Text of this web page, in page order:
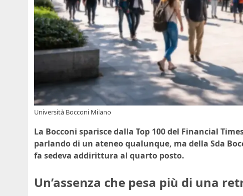
Università Bocconi Milano
La Bocconi sparisce dalla Top 100 del Financial
parlando di un ateneo qualunque, ma della Sda
fa sedeva addirittura al quarto posto.
Un’assenza che pesa più di una